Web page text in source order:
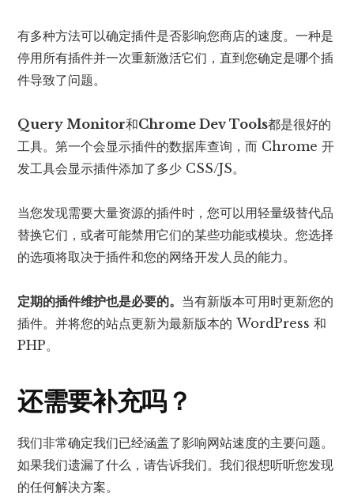
有多种方法可以确定插件是否影响您商店的速度。一种是
停用所有插件并一次重新激活它们，直到您确定是哪个插
件导致了问题。
Query Monitor和Chrome Dev Tools都是很好的
工具。第一个会显示插件的数据库查询，而 Chrome 开
发工具会显示插件添加了多少 CSS/JS。
当您发现需要大量资源的插件时，您可以用轻量级替代品
替换它们，或者可能禁用它们的某些功能或模块。您选择
的选项将取决于插件和您的网络开发人员的能力。
定期的插件维护也是必要的。 当有新版本可用时更新您的
插件。并将您的站点更新为最新版本的 WordPress 和
PHP。
还需要补充吗？
我们非常确定我们已经涵盖了影响网站速度的主要问题。
如果我们遗漏了什么，请告诉我们。我们很想听听您发现
的任何解决方案。